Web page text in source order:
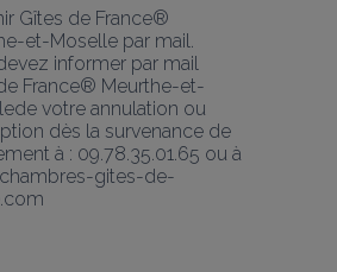
Gîtes de France®
et-Moselle par mail.
informer par mail
France® Meurthe-et-
votre annulation ou
dès la survenance de
à : 09.78.35.01.65 ou à
gites-de-